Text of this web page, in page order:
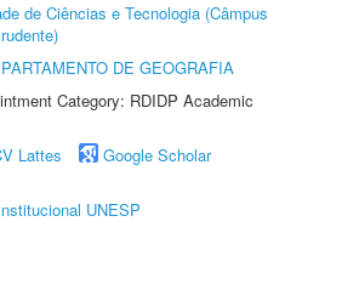
de Ciências e Tecnologia (Câmpus
DE GEOGRAFIA
Category: RDIDP Academic
Lattes
Google Scholar
UNESP